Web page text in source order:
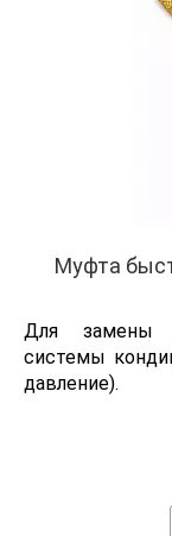
Муфта
Для замены
системы
давление).